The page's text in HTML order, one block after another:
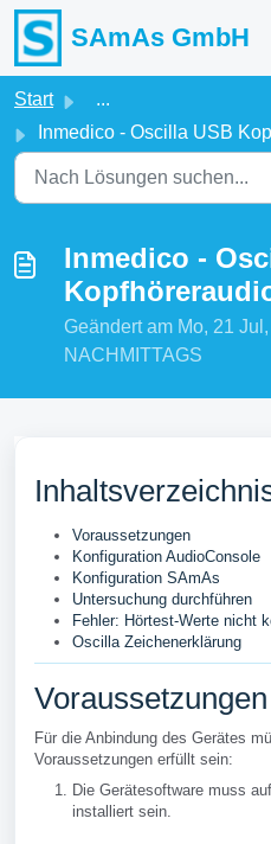
Zum hauptsächlichen Inhalt
SAmAs GmbH
Start
...
Inmedico - Oscilla USB
Inmedico -
Geändert am Mo, 21
NACHMITTAGS
Voraussetzungen
Konfiguration AudioConsole
Konfiguration SAmAs
Untersuchung durchführen
Fehler: Hörtest-Werte nicht
Oscilla Zeichenerklärung
Voraussetzungen
Für die Anbindung des Gerätes
Voraussetzungen erfüllt sein:
Die Gerätesoftware muss
installiert sein.